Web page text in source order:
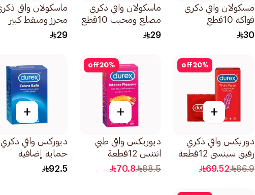
مسكولان واقي ذكري
فواكه 10قطع
30
ماسكولان واقي ذكري
مضلع ومحبب 10قطع
29
ماسكولان واقي
محزز ومنقط كبير
10قطع
29
20%
off
+
دوريكس واقي ذكري
رقيق سينسي 12قطعة
86.9
69.52
20%
off
+
ديوريكس واقي طبي
انتنس 12قطعة
88.5
70.8
+
ديوركس واقي ذكري
حماية إضافية
20قطعة
92.5